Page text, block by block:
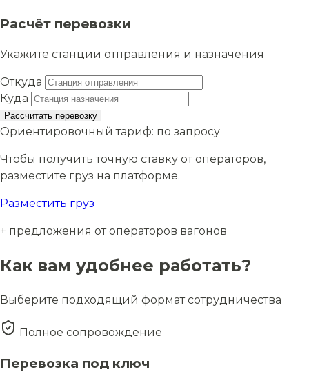
Расчёт перевозки
Укажите станции отправления и назначения
Откуда
Куда
Рассчитать перевозку
Ориентировочный тариф: по запросу
Чтобы получить точную ставку от операторов,
разместите груз на платформе.
Разместить груз
+ предложения от операторов вагонов
Как вам удобнее работать?
Выберите подходящий формат сотрудничества
Полное сопровождение
Перевозка под ключ